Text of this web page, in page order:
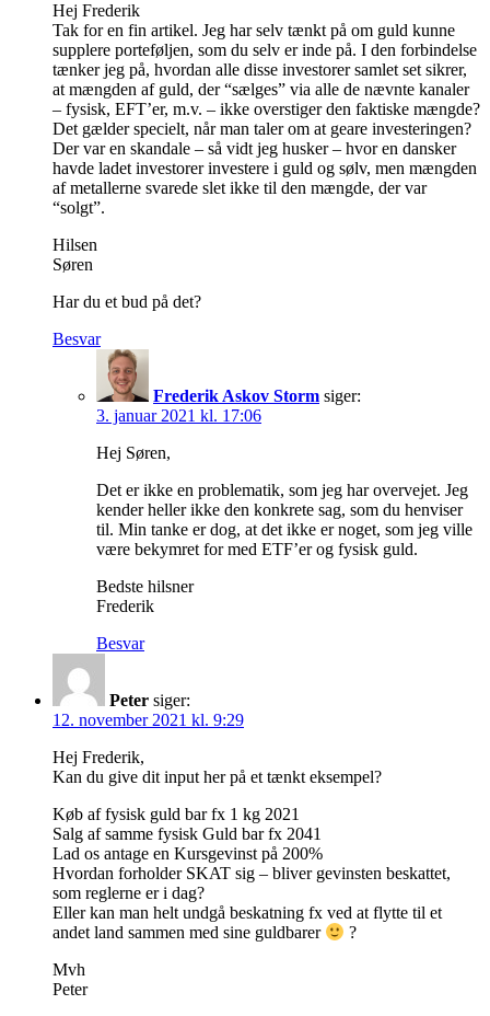
Hej Frederik
Tak for en fin artikel. Jeg har selv tænkt på om guld kunne
supplere porteføljen, som du selv er inde på. I den forbindelse
tænker jeg på, hvordan alle disse investorer samlet set sikrer,
at mængden af guld, der “sælges” via alle de nævnte kanaler
– fysisk, EFT’er, m.v. – ikke overstiger den faktiske mængde?
Det gælder specielt, når man taler om at geare investeringen?
Der var en skandale – så vidt jeg husker – hvor en dansker
havde ladet investorer investere i guld og sølv, men mængden
af metallerne svarede slet ikke til den mængde, der var
“solgt”.
Hilsen
Søren
Har du et bud på det?
Besvar
Frederik Askov Storm siger:
3. januar 2021 kl. 17:06
Hej Søren,
Det er ikke en problematik, som jeg har overvejet. Jeg
kender heller ikke den konkrete sag, som du henviser
til. Min tanke er dog, at det ikke er noget, som jeg ville
være bekymret for med ETF’er og fysisk guld.
Bedste hilsner
Frederik
Besvar
Peter siger:
12. november 2021 kl. 9:29
Hej Frederik,
Kan du give dit input her på et tænkt eksempel?
Køb af fysisk guld bar fx 1 kg 2021
Salg af samme fysisk Guld bar fx 2041
Lad os antage en Kursgevinst på 200%
Hvordan forholder SKAT sig – bliver gevinsten beskattet,
som reglerne er i dag?
Eller kan man helt undgå beskatning fx ved at flytte til et
andet land sammen med sine guldbarer
?
Mvh
Peter